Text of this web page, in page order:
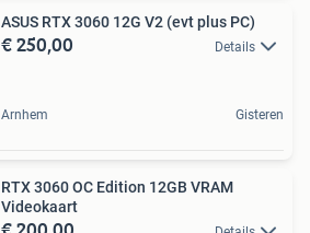
ASUS RTX 3060 12G V2 (evt plus PC)
€ 250,00 Details
Arnhem Gisteren
RTX 3060 OC Edition 12GB VRAM
Videokaart